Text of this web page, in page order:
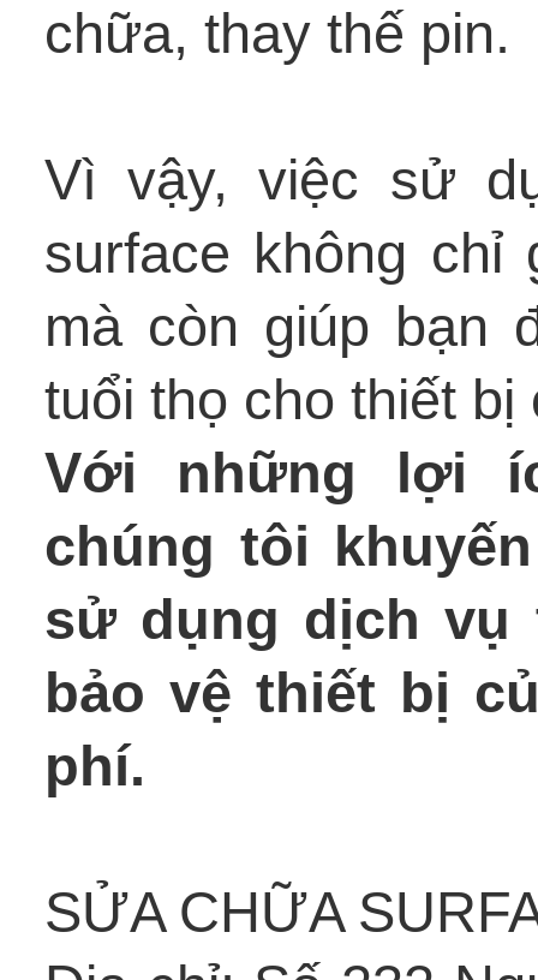
chữa, thay thế pin.
Vì vậy, việc sử
surface không chỉ
mà còn giúp bạn
tuổi thọ cho thiết bị
Với những lợi
chúng tôi
sử dụng dịch vụ
bảo vệ thiết bị
phí.
SỬA CHỮA